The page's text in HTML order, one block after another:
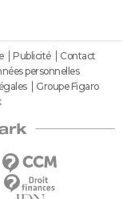
Publicité
Contact
personnelles
Groupe Figaro